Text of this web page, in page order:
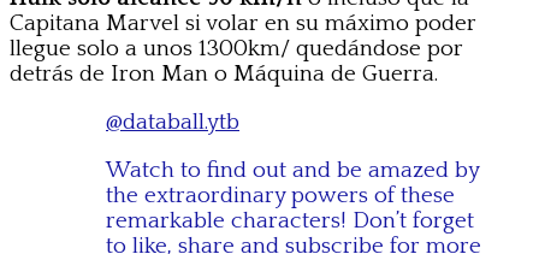
Capitana Marvel si volar en su máximo poder
llegue solo a unos 1300km/ quedándose por
detrás de Iron Man o Máquina de Guerra.
@databall.ytb
Watch to find out and be amazed by
the extraordinary powers of these
remarkable characters! Don’t forget
to like, share and subscribe for more